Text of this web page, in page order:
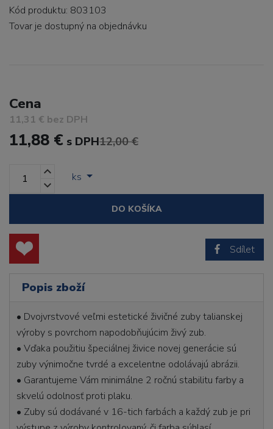
Kód produktu: 803103
Tovar je dostupný na objednávku
Cena
11,31 € bez DPH
11,88 € s DPH12,00 €
ks
DO KOŠÍKA
Sdílet
Popis zboží
• Dvojvrstvové veľmi estetické živičné zuby talianskej
výroby s povrchom napodobňujúcim živý zub.
• Vďaka použitiu špeciálnej živice novej generácie sú
zuby výnimočne tvrdé a excelentne odolávajú abrázii.
• Garantujeme Vám minimálne 2 ročnú stabilitu farby a
skvelú odolnosť proti plaku.
• Zuby sú dodávané v 16-tich farbách a každý zub je pri